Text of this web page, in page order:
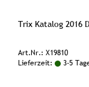
Trix Katalog 2016
Art.Nr.: X19810
Lieferzeit:
3-5